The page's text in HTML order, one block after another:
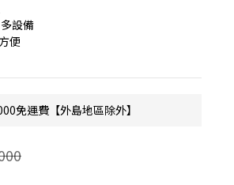
設備
便
免運費【外島地區除外】